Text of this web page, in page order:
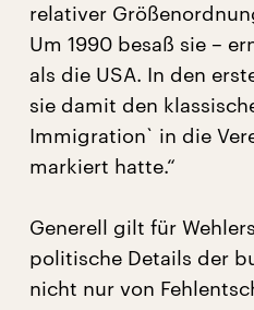
relativer
Um 1990 besaß sie –
als die USA. In den
sie damit den
Immigration` in die
markiert hatte.“
Generell gilt für
politische Details der
nicht nur von